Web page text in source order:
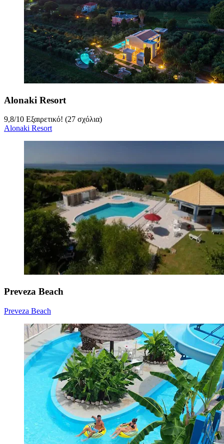
Alonaki Resort
9,8/10 Εξαιρετικό! (27 σχόλια)
Alonaki Resort
Preveza Beach
Preveza Beach